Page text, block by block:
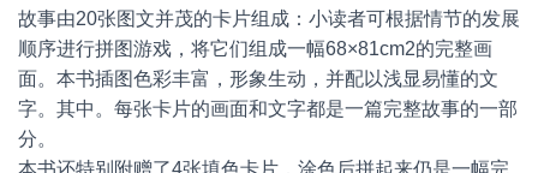
故事由20张图文并茂的卡片组成：小读者可根据情节的发展
顺序进行拼图游戏，将它们组成一幅68×81cm2的完整画
面。本书插图色彩丰富，形象生动，并配以浅显易懂的文
字。其中。每张卡片的画面和文字都是一篇完整故事的一部
分。
本书还特别附赠了4张填色卡片，涂色后拼起来仍是一幅完